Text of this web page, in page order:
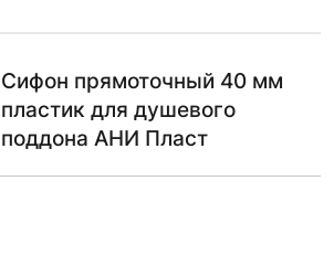
Сифон прямоточный 40 мм
пластик для душевого
поддона АНИ Пласт